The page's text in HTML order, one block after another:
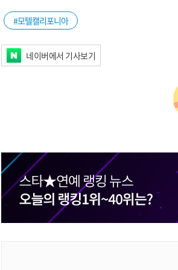
#모텔캘리포니아
네이버에서 기사보기